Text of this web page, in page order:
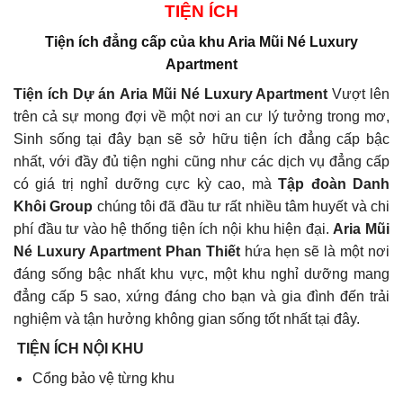
TIỆN ÍCH
Tiện ích đẳng cấp của khu Aria Mũi Né Luxury
Apartment
Tiện ích Dự ánAria Mũi Né Luxury ApartmentVượt lên
trên cả sự mong đợi về một nơi an cư lý tưởng trong mơ,
Sinh sống tại đây bạn sẽ sở hữu tiện ích đẳng cấp bậc
nhất, với đầy đủ tiện nghi cũng như các dịch vụ đẳng cấp
có giá trị nghỉ dưỡng cực kỳ cao, màTập đoàn Danh
Khôi Group chúng tôi đã đầu tư rất nhiều tâm huyết và chi
phí đầu tư vào hệ thống tiện ích nội khu hiện đại.Aria Mũi
Né Luxury Apartment Phan Thiếthứa hẹn sẽ là một nơi
đáng sống bậc nhất khu vực, một khu nghỉ dưỡng mang
đẳng cấp 5 sao, xứng đáng cho bạn và gia đình đến trải
nghiệm và tận hưởng không gian sống tốt nhất tại đây.
TIỆN ÍCH NỘI KHU
Cổng bảo vệ từng khu